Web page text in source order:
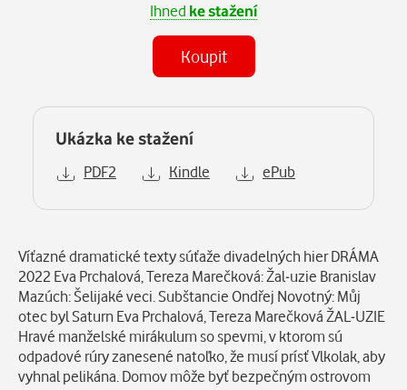
Ihned ke stažení
Koupit
Ukázka ke stažení
PDF2 Kindle ePub
Popis
Víťazné dramatické texty súťaže divadelných hier DRÁMA
2022 Eva Prchalová, Tereza Marečková: Žal-uzie Branislav
Mazúch: Šelijaké veci. Subštancie Ondřej Novotný: Můj
otec byl Saturn Eva Prchalová, Tereza Marečková ŽAL-UZIE
Hravé manželské mirákulum so spevmi, v ktorom sú
odpadové rúry zanesené natoľko, že musí prísť Vlkolak, aby
vyhnal pelikána. Domov môže byť bezpečným ostrovom